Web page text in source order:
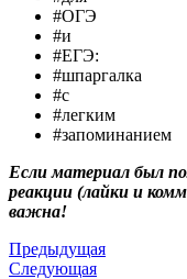
#ОГЭ
#и
#ЕГЭ:
#шпаргалка
#с
#легким
#запоминанием
Если материал был
реакции (лайки и
важна!
Предыдущая
Следующая